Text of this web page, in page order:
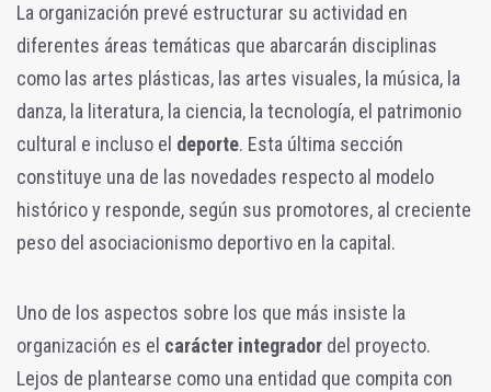
La organización prevé estructurar su actividad en
diferentes áreas temáticas que abarcarán disciplinas
como las artes plásticas, las artes visuales, la música, la
danza, la literatura, la ciencia, la tecnología, el patrimonio
cultural e incluso el deporte. Esta última sección
constituye una de las novedades respecto al modelo
histórico y responde, según sus promotores, al creciente
peso del asociacionismo deportivo en la capital.
Uno de los aspectos sobre los que más insiste la
organización es el carácter integrador del proyecto.
Lejos de plantearse como una entidad que compita con